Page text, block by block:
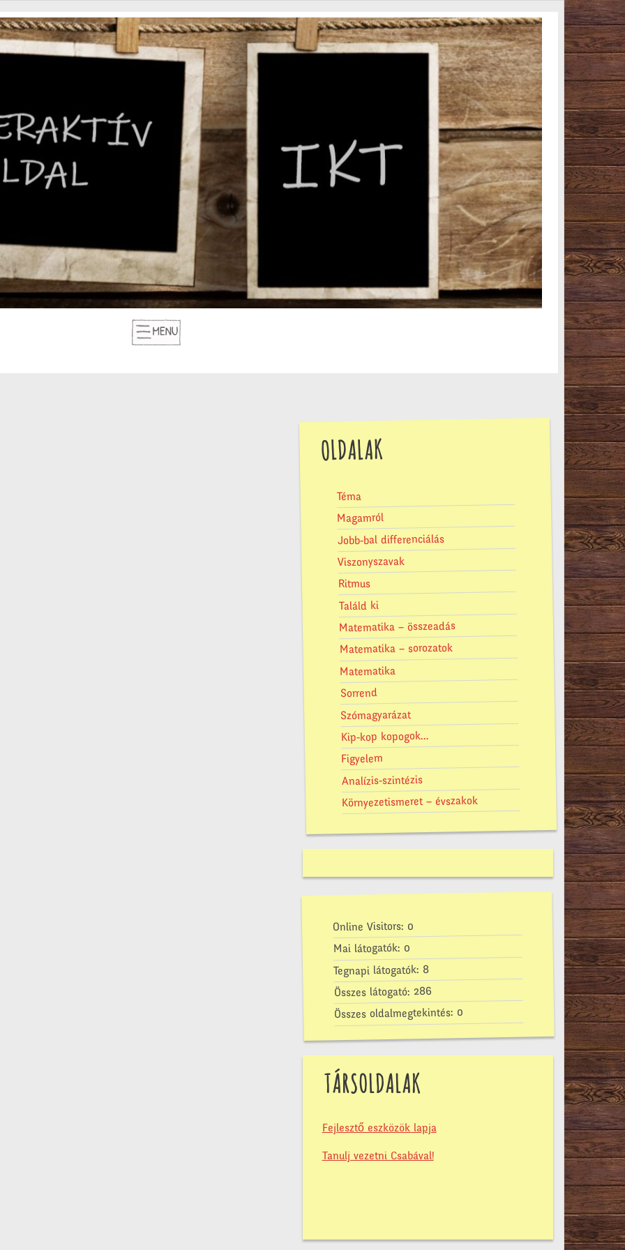
OLDALAK
Téma
Magamról
Jobb-bal differenciálás
Viszonyszavak
Ritmus
Találd ki
Matematika – összeadás
Matematika – sorozatok
Matematika
Sorrend
Szómagyarázat
Kip-kop kopogok…
Figyelem
Analízis-szintézis
Környezetismeret – évszakok
Online Visitors: 0
Mai látogatók: 0
Tegnapi látogatók: 8
Összes látogató: 286
Összes oldalmegtekintés: 0
TÁRSOLDALAK
Fejlesztő eszközök lapja
Tanulj vezetni Csabával!